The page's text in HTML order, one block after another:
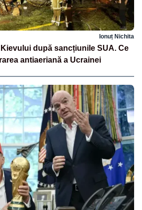
Ionuț Nichita
după sancțiunile SUA. Ce
antiaeriană a Ucrainei